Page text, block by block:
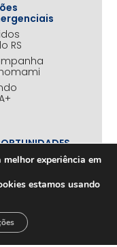
RS
experiência em
estamos usando